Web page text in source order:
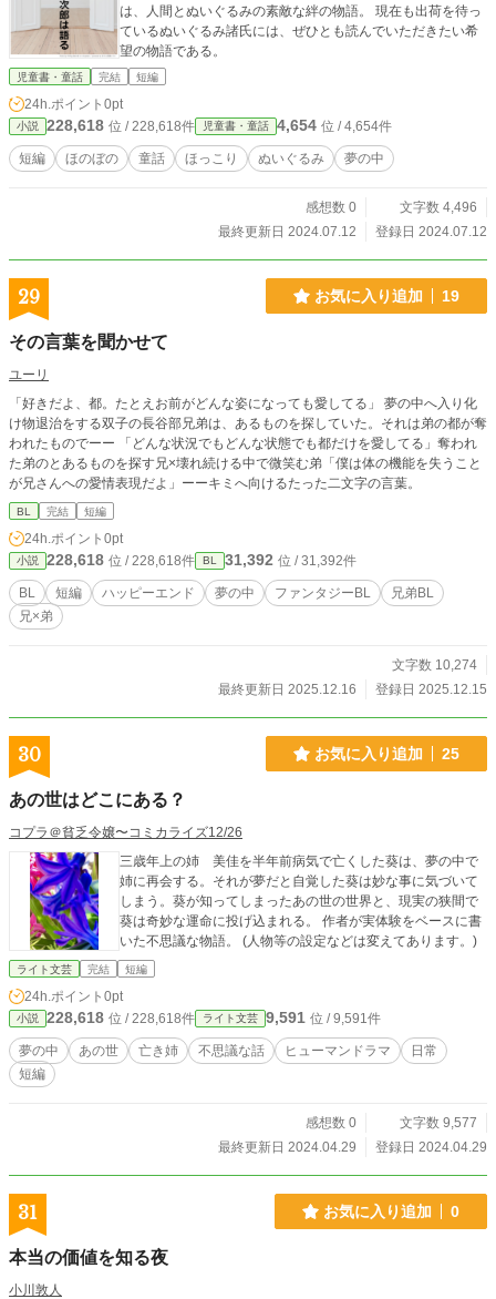
は、人間とぬいぐるみの素敵な絆の物語。 現在も出荷を待っ
ているぬいぐるみ諸氏には、ぜひとも読んでいただきたい希
望の物語である。
児童書・童話 完結 短編
24h.ポイント 0pt
小説 228,618 位 / 228,618件 児童書・童話 4,654 位 / 4,654件
短編 ほのぼの 童話 ほっこり ぬいぐるみ 夢の中
感想数 0
文字数 4,496
最終更新日 2024.07.12
登録日 2024.07.12
29 お気に入り追加 19
その言葉を聞かせて
ユーリ
「好きだよ、都。たとえお前がどんな姿になっても愛してる」 夢の中へ入り化
け物退治をする双子の長谷部兄弟は、あるものを探していた。それは弟の都が奪
われたものでーー 「どんな状況でもどんな状態でも都だけを愛してる」奪われ
た弟のとあるものを探す兄×壊れ続ける中で微笑む弟「僕は体の機能を失うこと
が兄さんへの愛情表現だよ」ーーキミへ向けるたった二文字の言葉。
BL 完結 短編
24h.ポイント 0pt
小説 228,618 位 / 228,618件 BL 31,392 位 / 31,392件
BL 短編 ハッピーエンド 夢の中 ファンタジーBL
兄弟BL
兄×弟
文字数 10,274
最終更新日 2025.12.16
登録日 2025.12.15
30 お気に入り追加 25
あの世はどこにある？
コプラ＠貧乏令嬢〜コミカライズ12/26
三歳年上の姉 美佳を半年前病気で亡くした葵は、夢の中で
姉に再会する。それが夢だと自覚した葵は妙な事に気づいて
しまう。葵が知ってしまったあの世の世界と、現実の狭間で
葵は奇妙な運命に投げ込まれる。 作者が実体験をベースに書
いた不思議な物語。 (人物等の設定などは変えてあります。)
ライト文芸 完結 短編
24h.ポイント 0pt
小説 228,618 位 / 228,618件 ライト文芸 9,591 位 / 9,591件
夢の中 あの世 亡き姉 不思議な話 ヒューマンドラマ
日常
短編
感想数 0
文字数 9,577
最終更新日 2024.04.29
登録日 2024.04.29
31 お気に入り追加 0
本当の価値を知る夜
小川敦人